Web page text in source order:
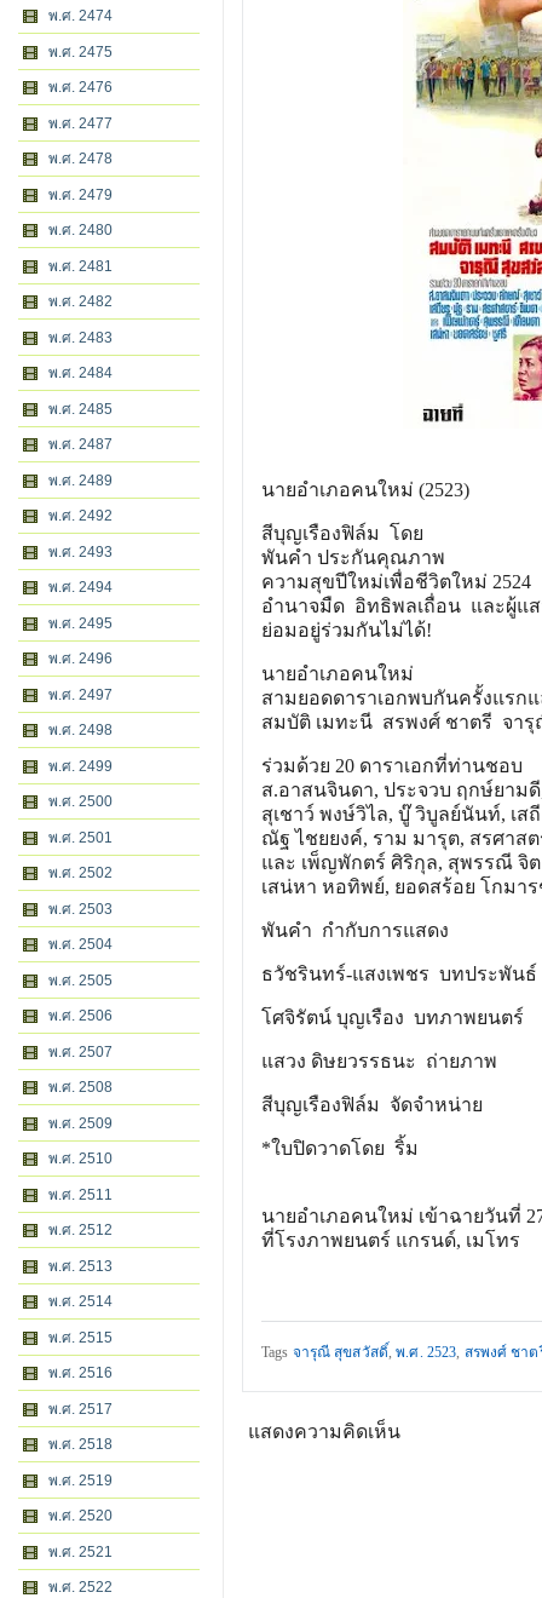
พ.ศ. 2474
พ.ศ. 2475
พ.ศ. 2476
พ.ศ. 2477
พ.ศ. 2478
พ.ศ. 2479
พ.ศ. 2480
พ.ศ. 2481
พ.ศ. 2482
พ.ศ. 2483
พ.ศ. 2484
พ.ศ. 2485
พ.ศ. 2487
พ.ศ. 2489
พ.ศ. 2492
พ.ศ. 2493
พ.ศ. 2494
พ.ศ. 2495
พ.ศ. 2496
พ.ศ. 2497
พ.ศ. 2498
พ.ศ. 2499
พ.ศ. 2500
พ.ศ. 2501
พ.ศ. 2502
พ.ศ. 2503
พ.ศ. 2504
พ.ศ. 2505
พ.ศ. 2506
พ.ศ. 2507
พ.ศ. 2508
พ.ศ. 2509
พ.ศ. 2510
พ.ศ. 2511
พ.ศ. 2512
พ.ศ. 2513
พ.ศ. 2514
พ.ศ. 2515
พ.ศ. 2516
พ.ศ. 2517
พ.ศ. 2518
พ.ศ. 2519
พ.ศ. 2520
พ.ศ. 2521
พ.ศ. 2522
นายอำเภอคนใหม่ (2523)
สีบุญเรืองฟิล์ม โดย
พันคำ ประกันคุณภาพ
ความสุขปีใหม่เพื่อชีวิตใหม่ 2524
อำนาจมืด อิทธิพลเถื่อน และผู้แ
ย่อมอยู่ร่วมกันไม่ได้!
นายอำเภอคนใหม่
สามยอดดาราเอกพบกันครั้งแรกแ
สมบัติ เมทะนี สรพงศ์ ชาตรี จา
ร่วมด้วย 20 ดาราเอกที่ท่านชอบ
ส.อาสนจินดา, ประจวบ ฤกษ์ยาม
สุเชาว์ พงษ์วิไล, บู๊ วิบูลย์นันท์, เส
ณัฐ ไชยยงค์, ราม มารุต, สรศาส
และ เพ็ญพักตร์ ศิริกุล, สุพรรณี จิต
เสน่หา หอทิพย์, ยอดสร้อย โกมา
พันคำ กำกับการแสดง
ธวัชรินทร์-แสงเพชร บทประพันธ์
โศจิรัตน์ บุญเรือง บทภาพยนตร์
แสวง ดิษยวรรธนะ ถ่ายภาพ
สีบุญเรืองฟิล์ม จัดจำหน่าย
*ใบปิดวาดโดย ริ้ม
นายอำเภอคนใหม่ เข้าฉายวันที่
ที่โรงภาพยนตร์ แกรนด์, เมโทร
Tags จารุณี สุขสวัสดิ์,พ.ศ. 2523, สรพงศ์ ชาต
แสดงความคิดเห็น